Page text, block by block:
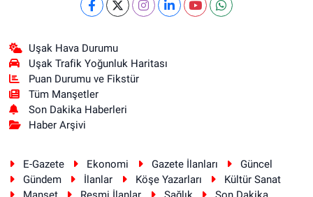
Uşak Hava Durumu
Uşak Trafik Yoğunluk Haritası
Puan Durumu ve Fikstür
Tüm Manşetler
Son Dakika Haberleri
Haber Arşivi
E-Gazete Ekonomi Gazete İlanları
Güncel
Gündem
İlanlar Köşe Yazarları
Kültür Sanat